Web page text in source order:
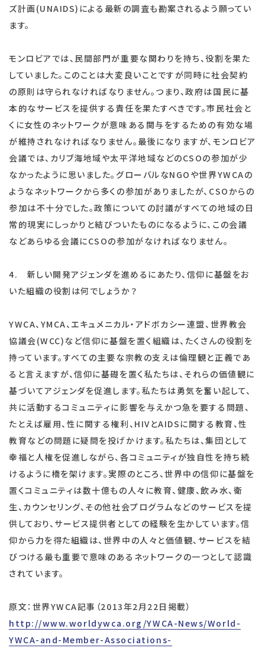
ズ計画(UNAIDS)による最新の調査も勘案されるよう願ってい
ます。
モンロビアでは、民間部門が重要な関わりを持ち、役割を果た
していました。このことは大変良いことですが同時に社会契約
の原則は守られなければなりません。つまり、政府は国民に基
本的なサービスを提供する責任を果たすべきです。市民社会と
くに女性のネットワークが意味ある関与をするための有効な場
が維持されなければなりません。最後になりますが、モンロビア
会議では、カリブ海地域や太平洋地域などのCSOの参加が少
なかったように思いました。グローバルなNGOや世界YWCAの
ようなネットワークから多くの参加がありましたが、CSOからの
参加は不十分でした。政策についての討議がすべての地域の日
常的現実にしっかりと結びついたものになるように、この会議
などあらゆる会議にCSOの参加がなければなりません。
4. 新しい開発アジェンダを進めるにあたり、信仰に基盤をお
いた組織の役割は何でしょうか？
YWCA、YMCA、エキュメニカル・アドボカシー連盟、世界教会
協議会(WCC)など信仰に基盤を置く組織は、たくさんの役割を
持っています。すべての主要な宗教の支えは倫理観と正義であ
ると言えますが、信仰に基礎を置く私たちは、それらの価値観に
基づいてアジェンダを促進します。私たちは勇気を奮い起して、
共に活動するコミュニティに影響を与えかつ急を要する問題、
たとえば雇用、性に関する権利、HIVとAIDSに関する教育、性
教育などの問題に疑問を投げかけます。私たちは、集団として
幸福と人権を促進しながら、各コミュニティが独自性を持ち続
けるように橋を架けます。実際のところ、世界中の信仰に基盤を
置くコミュニティは数十億もの人々に教育、健康、飲み水、衛
生、カウンセリング、その他社会プログラムなどのサービスを提
供しており、サービス提供者としての経験を生かしています。信
仰から力を得た組織は、世界中の人々と価値観、サービスを結
びつける最も重要で意味のあるネットワークの一つとして認識
されています。
原文：世界YWCA記事（2013年2月22日掲載）
http://www.worldywca.org/YWCA-News/World-
YWCA-and-Member-Associations-